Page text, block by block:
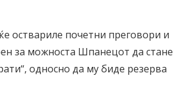
оствариле почетни преговори и
за можноста Шпанецот да стане
односно да му биде резерва